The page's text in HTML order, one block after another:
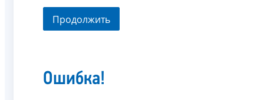
Продолжить
Ошибка!